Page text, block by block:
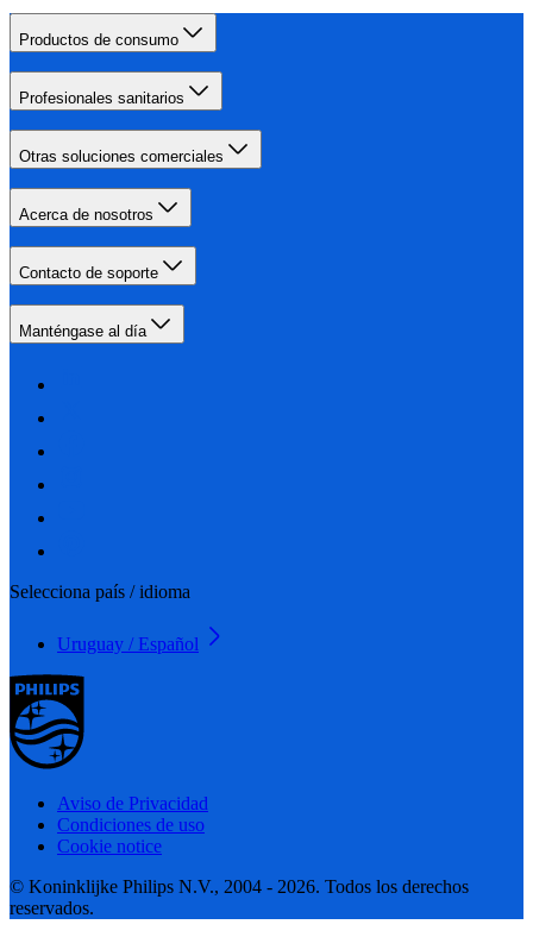
Productos de consumo
Profesionales sanitarios
Otras soluciones comerciales
Acerca de nosotros
Contacto de soporte
Manténgase al día
Selecciona país / idioma
Uruguay / Español
Aviso de Privacidad
Condiciones de uso
Cookie notice
© Koninklijke Philips N.V., 2004 - 2026. Todos los derechos
reservados.